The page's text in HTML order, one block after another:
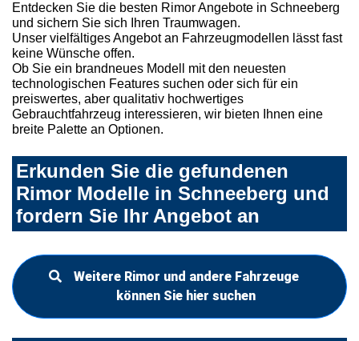
Entdecken Sie die besten Rimor Angebote in Schneeberg
und sichern Sie sich Ihren Traumwagen.
Unser vielfältiges Angebot an Fahrzeugmodellen lässt fast
keine Wünsche offen.
Ob Sie ein brandneues Modell mit den neuesten
technologischen Features suchen oder sich für ein
preiswertes, aber qualitativ hochwertiges
Gebrauchtfahrzeug interessieren, wir bieten Ihnen eine
breite Palette an Optionen.
Erkunden Sie die gefundenen
Rimor Modelle in Schneeberg und
fordern Sie Ihr Angebot an
Weitere Rimor und andere Fahrzeuge
können Sie hier suchen